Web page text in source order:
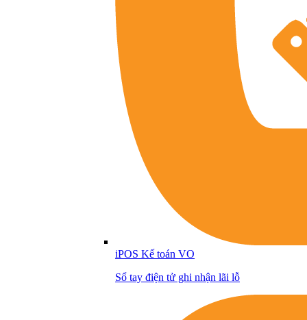
iPOS Kế toán VO
Sổ tay điện tử ghi nhận lãi lỗ